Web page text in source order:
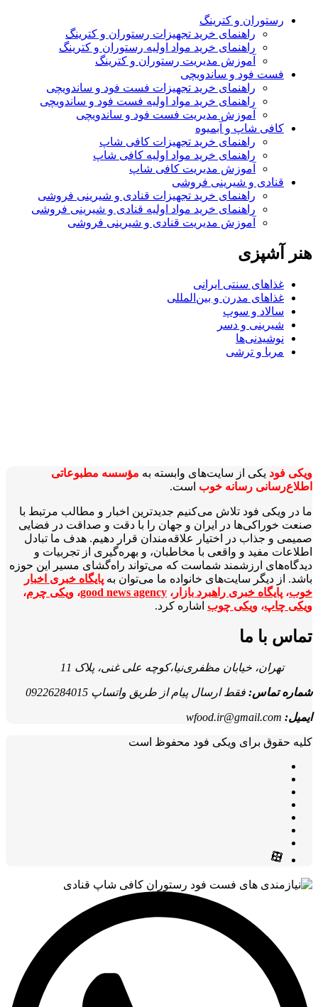
رستوران و کترینگ
راهنمای خرید تجهیزات رستوران و کترینگ
راهنمای خرید مواد اولیه رستوران و کترینگ
آموزش مدیریت رستوران و کترینگ
فست فود و ساندویچی
راهنمای خرید تجهیزات فست فود و ساندویچی
راهنمای خرید مواد اولیه فست فود و ساندویچی
آموزش مدیریت فست فود و ساندویچی
کافی شاپ و آبمیوه
راهنمای خرید تجهیزات کافی شاپ
راهنمای خرید مواد اولیه کافی‌ شاپ‌
آموزش مدیریت کافی شاپ
قنادی و شیرینی فروشی
راهنمای خرید تجهیزات قنادی و شیرینی فروشی
راهنمای خرید مواد اولیه قنادی و شیرینی فروشی
آموزش مدیریت قنادی و شیرینی فروشی
هنر آشپزی
غذاهای سنتی ایرانی
غذاهای مدرن و بین‌المللی
سالاد و سوپ
شیرینی و دسر
نوشیدنی‌ها
مربا و ترشی
ویکی‌ فود یکی از سایت‌های وابسته به مؤسسه مطبوعاتی
اطلاع‌رسانی رسانه خوب است.
ما در ویکی‌ فود تلاش می‌کنیم جدیدترین اخبار و مطالب مرتبط با
صنعت خوراکی‌ها در ایران و جهان را با دقت و صداقت در فضایی
صمیمی و جذاب در اختیار علاقه‌مندان قرار دهیم. هدف ما تبادل
اطلاعات مفید و واقعی با مخاطبان، و بهره‌گیری از تجربیات و
دیدگاه‌های ارزشمند شماست که می‌تواند راه‌گشای مسیر این حوزه
باشد. از دیگر سایت‌های خانواده ما می‌توان به پایگاه خبری اخبار
خوب، پایگاه خبری راهبرد بازار ، good news agency، ویکی چرم،
ویکی چاپ، ویکی چوب اشاره کرد.
تماس با ما
تهران، خیابان مظفری‌نیا،کوچه علی غنی، پلاک 11
شماره تماس: فقط ارسال پیام از طریق واتساپ 09226284015
ایمیل: wfood.ir@gmail.com
کلیه حقوق برای ویکی فود محفوظ است